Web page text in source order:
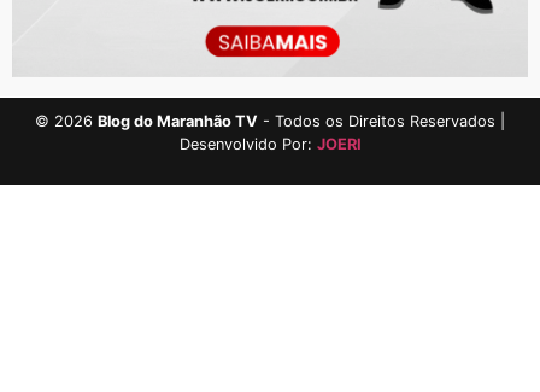
© 2026 Blog do Maranhão TV - Todos os Direitos Reservados |
Desenvolvido Por: JOERI